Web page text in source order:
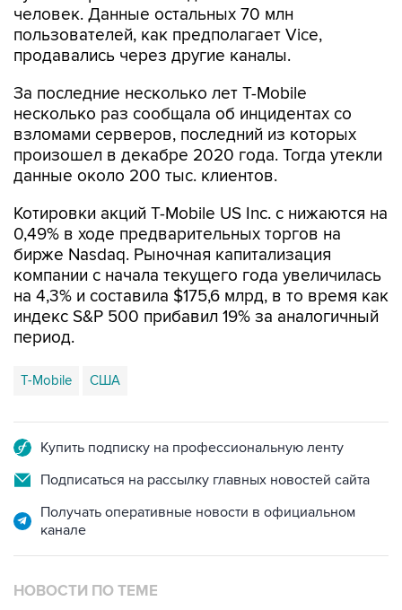
человек. Данные остальных 70 млн
пользователей, как предполагает Vice,
продавались через другие каналы.
За последние несколько лет T-Mobile
несколько раз сообщала об инцидентах со
взломами серверов, последний из которых
произошел в декабре 2020 года. Тогда утекли
данные около 200 тыс. клиентов.
Котировки акций T-Mobile US Inc. с нижаются на
0,49% в ходе предварительных торгов на
бирже Nasdaq. Рыночная капитализация
компании с начала текущего года увеличилась
на 4,3% и составила $175,6 млрд, в то время как
индекс S&P 500 прибавил 19% за аналогичный
период.
T-Mobile США
Купить подписку на профессиональную ленту
Подписаться на рассылку главных новостей сайта
Получать оперативные новости в официальном
канале
НОВОСТИ ПО ТЕМЕ